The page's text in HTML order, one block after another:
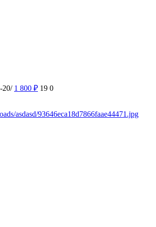
20/ 1 800 ₽ 19 0
asdasd/93646eca18d7866faae44471.jpg